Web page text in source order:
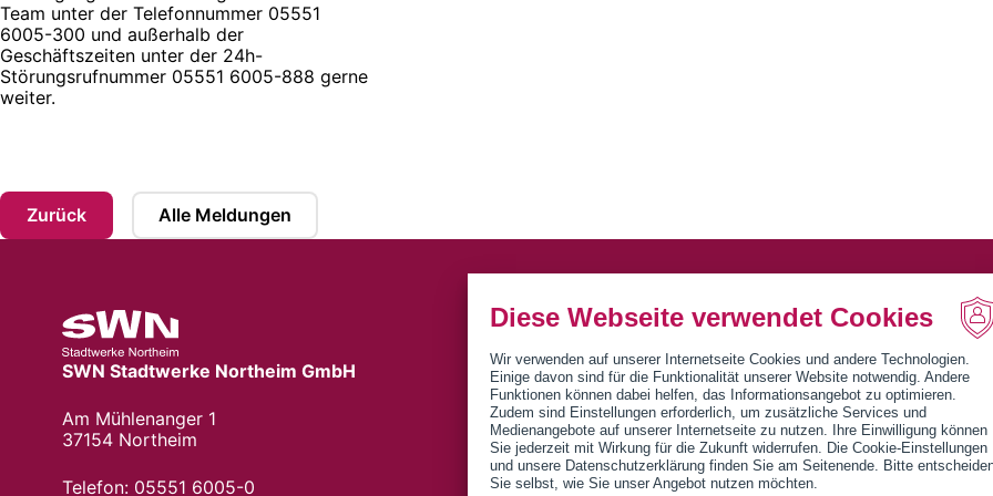
Team unter der Telefonnummer 05551
6005-300 und außerhalb der
Geschäftszeiten unter der 24h-
Störungsrufnummer 05551 6005-888 gerne
weiter.
Zurück Alle Meldungen
SWN Stadtwerke Northeim GmbH
Am Mühlenanger 1
37154 Northeim
Telefon: 05551 6005-0
Diese Webseite verwendet Cookies
Wir verwenden auf unserer Internetseite Cookies und andere Technologien.
Einige davon sind für die Funktionalität unserer Website notwendig. Andere
Funktionen können dabei helfen, das Informationsangebot zu optimieren.
Zudem sind Einstellungen erforderlich, um zusätzliche Services und
Medienangebote auf unserer Internetseite zu nutzen. Ihre Einwilligung können
Sie jederzeit mit Wirkung für die Zukunft widerrufen. Die Cookie-Einstellungen
und unsere Datenschutzerklärung finden Sie am Seitenende. Bitte
Sie selbst, wie Sie unser Angebot nutzen möchten.